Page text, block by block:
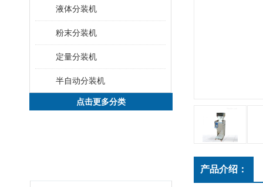
液体分装机
粉末分装机
定量分装机
半自动分装机
点击更多分类
产品介绍：